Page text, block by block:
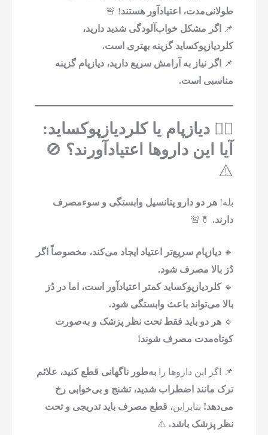
طولانی‌مدت، اعتیادآور هستند! 🚨
📌
اگر مشکل خواب‌آلودگی شدید دارید،
کلردیازپوکساید گزینه بهتری است.
📌
اگر نیاز به آرامش سریع دارید، دیازپام گزینه
مناسبی است.
۵️⃣ دیازپام یا کلردیازپوکساید:
آیا این داروها اعتیادآورند؟ 🚫
⚠️
بله!هر دو دارو پتانسیل وابستگی و سوءمصرف
دارند. 💊🚨
🔹دیازپام سریع‌تر اعتیاد ایجاد می‌کند، مخصوصاً اگر
دُز بالا مصرف شود.
🔹کلردیازپوکساید کمتر اعتیادآور است، اما در دُز
بالا می‌تواند باعث وابستگی شود.
🔹هر دو باید فقط تحت نظر پزشک و به‌صورت
کوتاه‌مدت مصرف شوند!
📌 اگر این داروها رابه‌طور ناگهانی قطع کنید، علائم
ترک مانند اضطراب شدید، تشنج و بی‌خوابی رخ
می‌دهد! بنابراین، قطع مصرف باید تدریجی و تحت
نظر پزشک باشد. ⚠️